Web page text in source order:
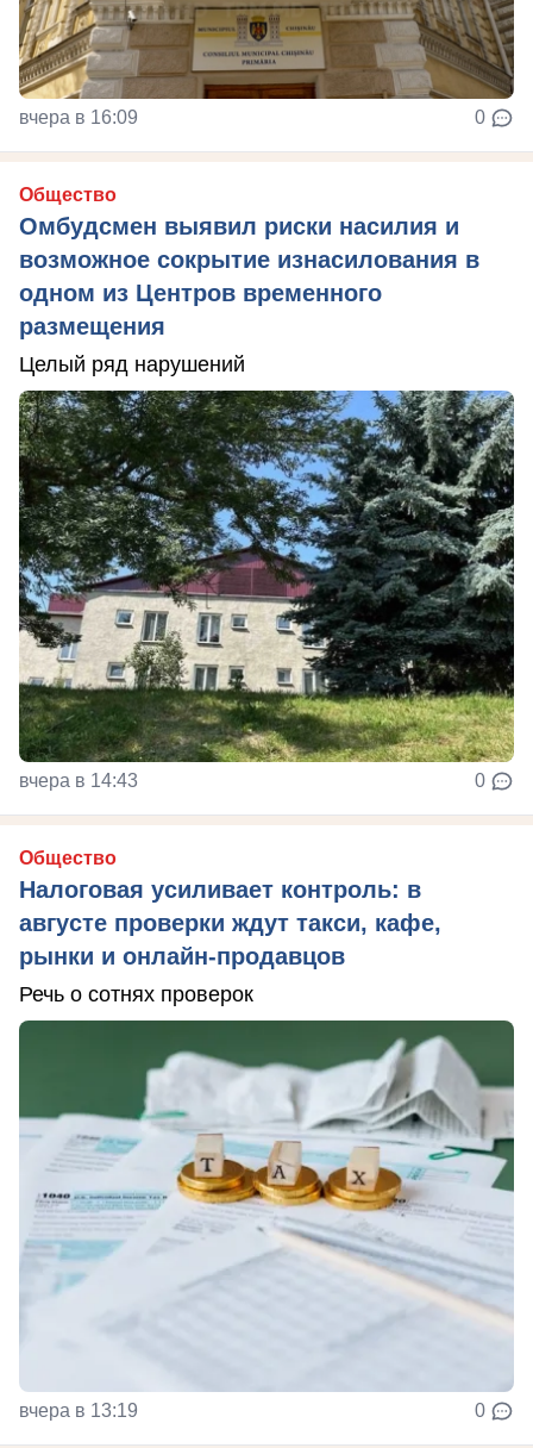
вчера в 16:09 0
Общество
Омбудсмен выявил риски насилия и
возможное сокрытие изнасилования в
одном из Центров временного
размещения
Целый ряд нарушений
вчера в 14:43 0
Общество
Налоговая усиливает контроль: в
августе проверки ждут такси, кафе,
рынки и онлайн-продавцов
Речь о сотнях проверок
вчера в 13:19 0